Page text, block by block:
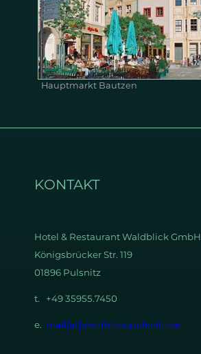
Hauptmarkt Bautzen
KONTAKT
Hotel & RestaurantWaldblick GmbH
Königsbrücker Str. 119
01896 Pulsnitz
t. +49 35955.7450
e. mail[at]waldblick-pulsnitz.de